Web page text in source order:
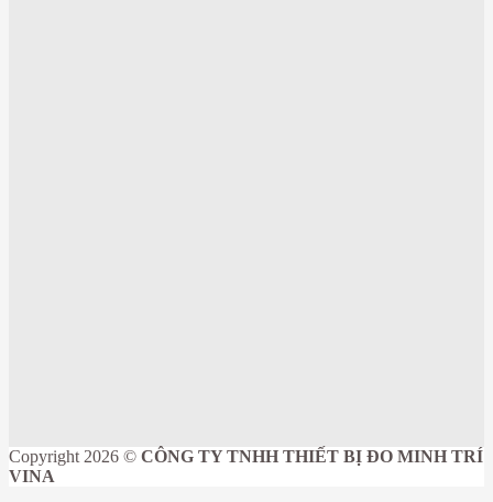
Copyright 2026 © CÔNG TY TNHH THIẾT BỊ ĐO MINH TRÍ
VINA